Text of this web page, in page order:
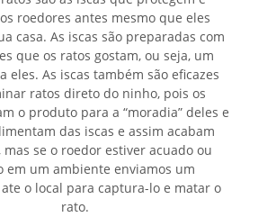
roedores antes mesmo que eles
casa. As iscas são preparadas com
que os ratos gostam, ou seja, um
eles. As iscas também são eficazes
ratos direto do ninho, pois os
o produto para a “moradia” deles e
das iscas e assim acabam
se o roedor estiver acuado ou
em um ambiente enviamos um
o local para captura-lo e matar o
rato.